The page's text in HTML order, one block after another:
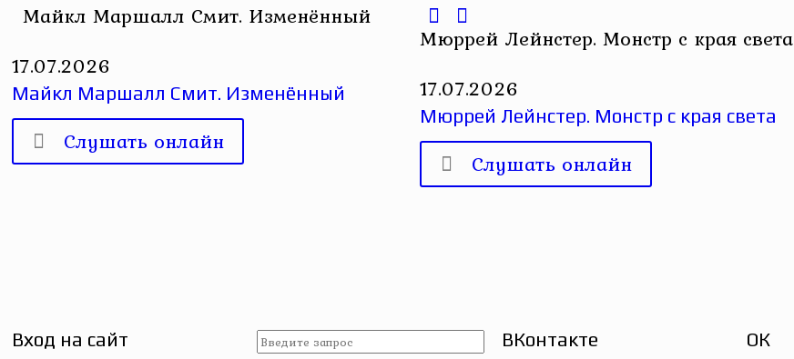
Майкл Маршалл Смит. Изменённый
17.07.2026
Майкл Маршалл Смит. Изменённый
Слушать онлайн
Мюррей Лейнстер. Монстр с края света
17.07.2026
Мюррей Лейнстер. Монстр с края света
Слушать онлайн
Вход на сайт ВКонтакте ОК